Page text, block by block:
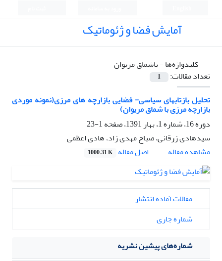
آمایش فضا و ژئوماتیک
کلیدواژه‌ها =باشماق مریوان
تعداد مقالات:
1
تحلیل بازتابهای سیاسی- فضایی بازارچه های مرزی(نمونه موردی
بازارچه مرزی با شماق مریوان)
دوره 16، شماره 1، بهار 1391، صفحه
1-23
سیدهادی زرقانی، صباح مهدی زاد، هادی اعظمی
مشاهده مقاله
اصل مقاله 1000.31 K
مقالات آماده انتشار
شماره جاری
شماره‌های پیشین نشریه